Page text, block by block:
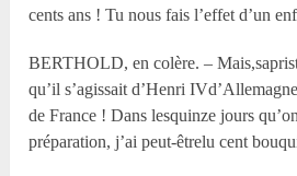
cents ans ! Tu nous fais l’effet d’un
BERTHOLD, en colère. –
qu’il s’agissait d’Henri
de France ! Dans lesquinze jours
préparation, j’ai peut-êtrelu cent